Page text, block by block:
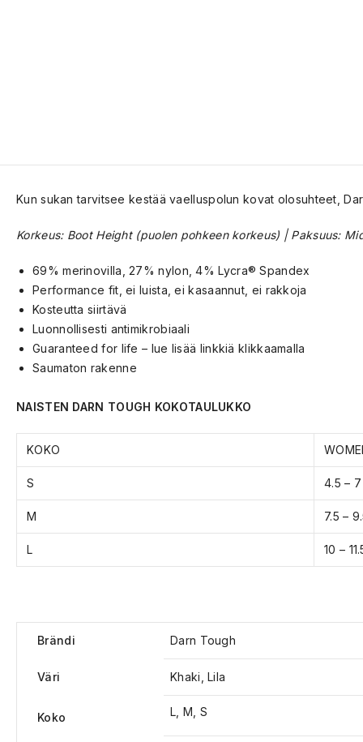
Kun sukan tarvitsee kestää vaelluspolun kovat olosuhteet,
Korkeus: Boot Height (puolen pohkeen korkeus) | Paksuus:
69% merinovilla, 27% nylon, 4% Lycra® Spandex
Performance fit, ei luista, ei kasaannut, ei rakkoja
Kosteutta siirtävä
Luonnollisesti antimikrobiaali
Guaranteed for life – lue lisää linkkiä klikkaamalla
Saumaton rakenne
NAISTEN DARN TOUGH KOKOTAULUKKO
KOKO
S 4.5 – 7
M 7.5 –
L 10 –
Brändi Darn Tough
Väri Khaki, Lila
Koko L, M, S